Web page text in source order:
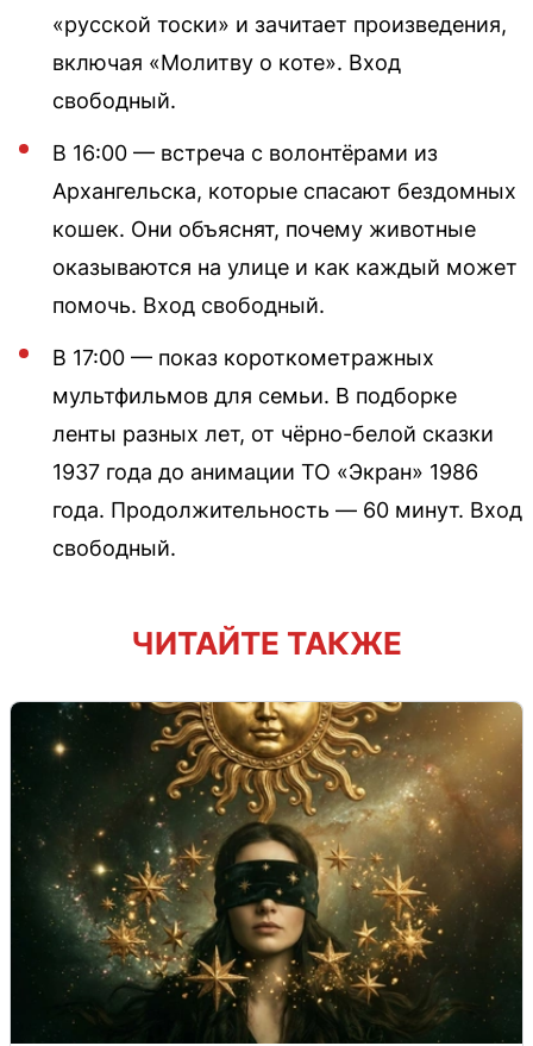
«русской тоски» и зачитает произведения,
включая «Молитву о коте». Вход
свободный.
В 16:00 — встреча с волонтёрами из
Архангельска, которые спасают бездомных
кошек. Они объяснят, почему животные
оказываются на улице и как каждый может
помочь. Вход свободный.
В 17:00 — показ короткометражных
мультфильмов для семьи. В подборке
ленты разных лет, от чёрно-белой сказки
1937 года до анимации ТО «Экран» 1986
года. Продолжительность — 60 минут. Вход
свободный.
ЧИТАЙТЕ ТАКЖЕ